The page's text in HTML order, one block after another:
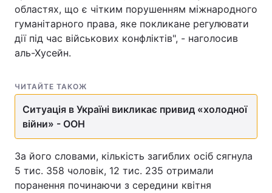
областях, що є чітким порушенням міжнародного
гуманітарного права, яке покликане регулювати
дії під час військових конфліктів", - наголосив
аль-Хусейн.
ЧИТАЙТЕ ТАКОЖ
Ситуація в Україні викликає привид «холодної
війни» - ООН
За його словами, кількість загиблих осіб сягнула
5 тис. 358 чоловік, 12 тис. 235 отримали
поранення починаючи з середини квітня